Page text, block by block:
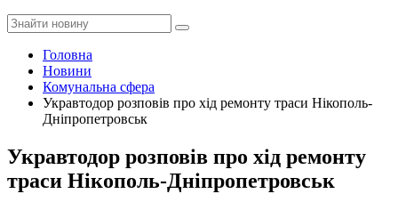
Головна
Новини
Комунальна сфера
Укравтодор розповів про хід ремонту траси Нікополь-
Дніпропетровськ
Укравтодор розповів про хід ремонту
траси Нікополь-Дніпропетровськ